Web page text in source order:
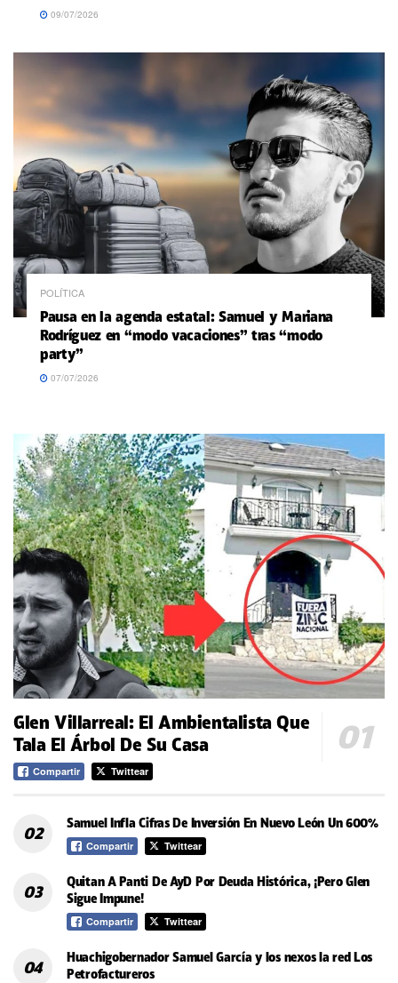
09/07/2026
POLÍTICA
Pausa en la agenda estatal: Samuel y Mariana
Rodríguez en “modo vacaciones” tras “modo
party”
07/07/2026
Glen Villarreal: El Ambientalista Que
Tala El Árbol De Su Casa
Compartir Twittear
Samuel Infla Cifras De Inversión En Nuevo León Un 600%
Compartir Twittear
Quitan A Panti De AyD Por Deuda Histórica, ¡Pero Glen
Sigue Impune!
Compartir Twittear
Huachigobernador Samuel García y los nexos la red Los
Petrofactureros